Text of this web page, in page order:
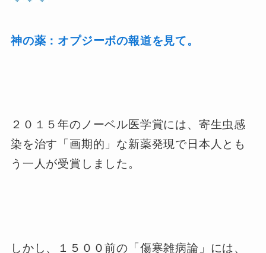
神の薬：オプジーボの報道を見て。
２０１５年のノーベル医学賞には、寄生虫感
染を治す「画期的」な新薬発現で日本人とも
う一人が受賞しました。
しかし、１５００前の「傷寒雑病論」には、